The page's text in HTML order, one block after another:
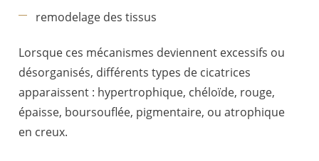
remodelage des tissus
Lorsque ces mécanismes deviennent excessifs ou
désorganisés, différents types de cicatrices
apparaissent : hypertrophique, chéloïde, rouge,
épaisse, boursouflée, pigmentaire, ou atrophique
en creux.